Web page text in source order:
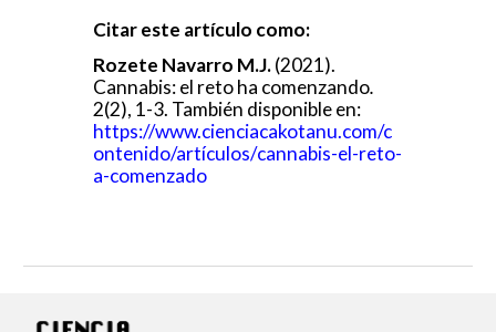
Citar este artículo como:
Rozete Navarro M.J.(2021).
Cannabis: el reto ha comenzando.
2(2), 1-3. También disponible en:
https://www.cienciacakotanu.com/c
ontenido/artículos/cannabis-el-reto-
a-comenzado